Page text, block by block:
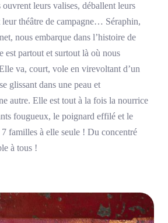
leurs valises, déballent leurs
théâtre de campagne… Séraphin,
nous embarque dans l’histoire de
est partout et surtout là où nous
va, court, vole en virevoltant d’un
glissant dans une peau et
autre. Elle est tout à la fois la nourrice
fougueux, le poignard effilé et le
familles à elle seule ! Du concentré
à tous !